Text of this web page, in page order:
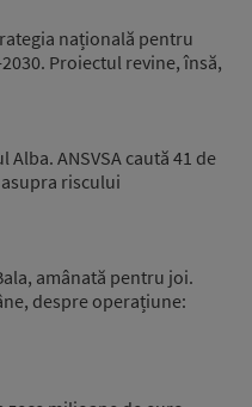
națională pentru
Proiectul revine, însă,
ANSVSA caută 41 de
riscului
amânată pentru joi.
despre operațiune: